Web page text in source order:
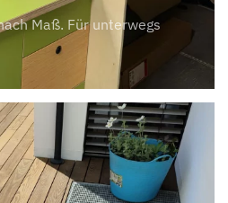
Maß. Für unterwegs